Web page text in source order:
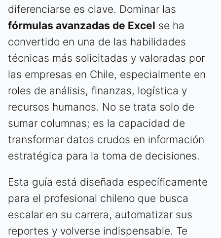
diferenciarse es clave. Dominar las
fórmulas avanzadas de Excel se ha
convertido en una de las habilidades
técnicas más solicitadas y valoradas por
las empresas en Chile, especialmente en
roles de análisis, finanzas, logística y
recursos humanos. No se trata solo de
sumar columnas; es la capacidad de
transformar datos crudos en información
estratégica para la toma de decisiones.
Esta guía está diseñada específicamente
para el profesional chileno que busca
escalar en su carrera, automatizar sus
reportes y volverse indispensable. Te